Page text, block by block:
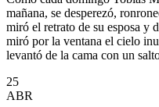
mañana, se desperezó,
miró el retrato de su esposa y
miró por la ventana el cielo
levantó de la cama con un
25
ABR